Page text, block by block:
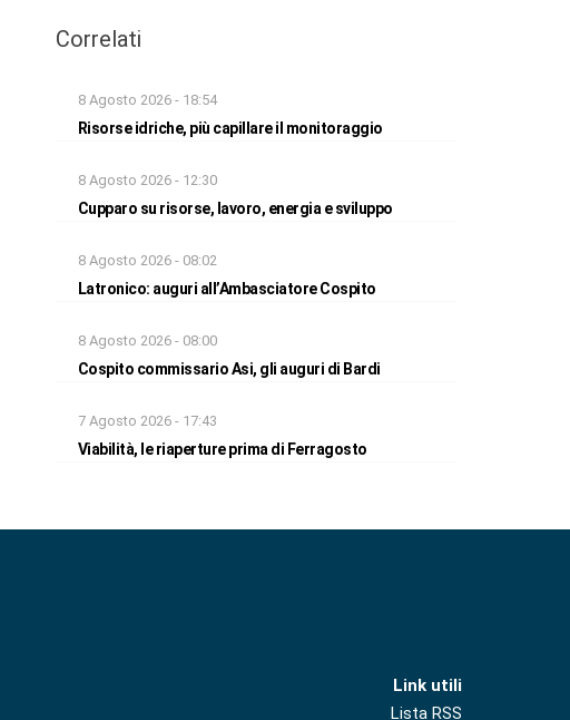
Correlati
8 Agosto 2026 - 18:54
Risorse idriche, più capillare il monitoraggio
8 Agosto 2026 - 12:30
Cupparo su risorse, lavoro, energia e sviluppo
8 Agosto 2026 - 08:02
Latronico: auguri all’Ambasciatore Cospito
8 Agosto 2026 - 08:00
Cospito commissario Asi, gli auguri di Bardi
7 Agosto 2026 - 17:43
Viabilità, le riaperture prima di Ferragosto
Link utili
Lista RSS